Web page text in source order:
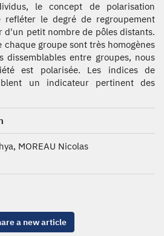
le concept de polarisation
le degré de regroupement
petit nombre de pôles distants.
chaque groupe sont très homogènes
entre groupes, nous
est polarisée. Les indices de
un indicateur pertinent des
MOREAU Nicolas
a new article